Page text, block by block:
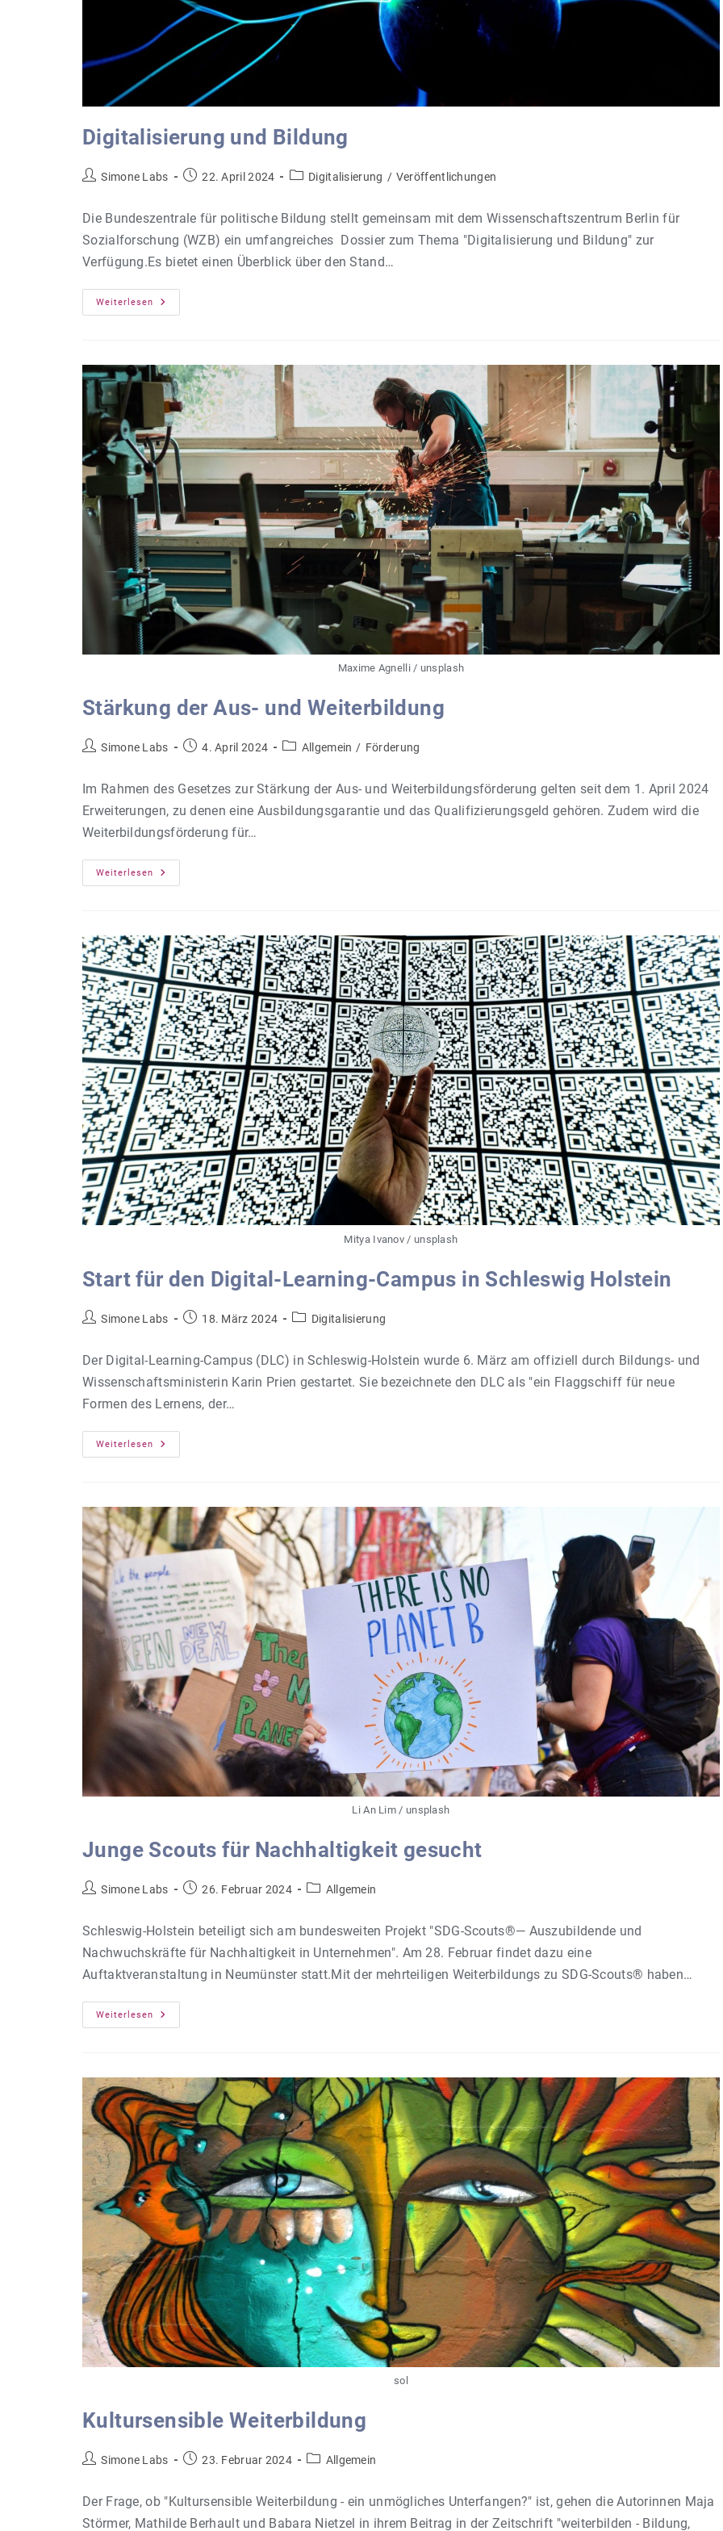
Digitalisierung und Bildung
Beitrags-
Simone Labs
Beitrag22. April 2024
Beitrags-
Digitalisierung / Veröffentlichungen
Die Bundeszentrale für politische Bildung stellt gemeinsam mit dem Wissenschaftszentrum Berlin für
Sozialforschung (WZB) ein umfangreiches Dossier zum Thema "Digitalisierung und Bildung" zur
Verfügung.Es bietet einen Überblick über den Stand…
Weiterlesen
Digitalisierung
Und
Maxime Agnelli / unsplash
Stärkung der Aus- und Weiterbildung
Beitrags-
Simone Labs
Beitrag4. April 2024
Beitrags-
Allgemein / Förderung
Im Rahmen des Gesetzes zur Stärkung der Aus- und Weiterbildungsförderung gelten seit dem 1. April 2024
Erweiterungen, zu denen eine Ausbildungsgarantie und das Qualifizierungsgeld gehören. Zudem wird die
Weiter­bildungs­förderung für…
Weiterlesen
Stärkung
Der
Mitya Ivanov / unsplash
Start für den Digital-Learning-Campus in Schleswig Holstein
Beitrags-
Simone Labs
Beitrag18. März 2024
Beitrags-
Digitalisierung
Der Digital-Learning-Campus (DLC) in Schleswig-Holstein wurde 6. März am offiziell durch Bildungs- und
Wissenschaftsministerin Karin Prien gestartet. Sie bezeichnete den DLC als "ein Flaggschiff für neue
Formen des Lernens, der…
Weiterlesen
Start
Für
In
Schleswig
Holstein
Li An Lim / unsplash
Junge Scouts für Nachhaltigkeit gesucht
Beitrags-
Simone Labs
Beitrag26. Februar 2024
Beitrags-
Allgemein
Schleswig-Holstein beteiligt sich am bundesweiten Projekt "SDG-Scouts®— Auszubildende und
Nachwuchskräfte für Nachhaltigkeit in Unternehmen". Am 28. Februar findet dazu eine
Auftaktveranstaltung in Neumünster statt.Mit der mehrteiligen Weiterbildungs zu SDG-Scouts® haben…
Weiterlesen
Junge
Scouts
sol
Kultursensible Weiterbildung
Beitrags-
Simone Labs
Beitrag23. Februar 2024
Beitrags-
Allgemein
Der Frage, ob "Kultursensible Weiterbildung - ein unmögliches Unterfangen?" ist, gehen die Autorinnen Maja
Störmer, Mathilde Berhault und Babara Nietzel in ihrem Beitrag in der Zeitschrift "weiterbilden - Bildung,